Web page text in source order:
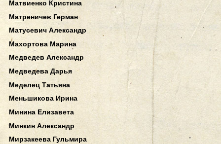
Матвиенко Кристина
Матреничев Герман
Матусевич Александр
Махортова Марина
Медведев Александр
Медведева Дарья
Меделец Татьяна
Меньшикова Ирина
Минина Елизавета
Минкин Александр
Мирзакеева Гульмира